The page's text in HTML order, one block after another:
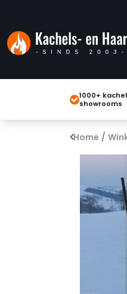
1000+
showrooms
Home /